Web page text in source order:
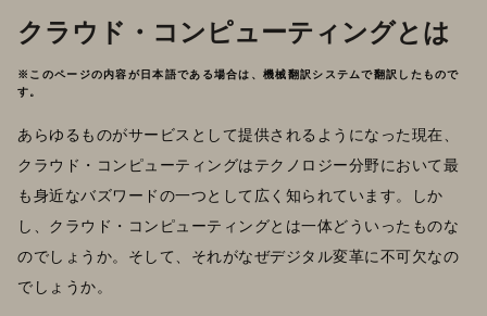
クラウド・コンピューティングとは
※このページの内容が日本語である場合は、機械翻訳システムで翻訳したもので
す。
あらゆるものがサービスとして提供されるようになった現在、
クラウド・コンピューティングはテクノロジー分野において最
も身近なバズワードの一つとして広く知られています。しか
し、クラウド・コンピューティングとは一体どういったものな
のでしょうか。そして、それがなぜデジタル変革に不可欠なの
でしょうか。